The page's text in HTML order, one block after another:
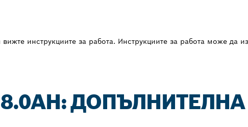
инструкциите за работа. Инструкциите за работа може да
8.0AH: ДОПЪЛНИТЕЛНА